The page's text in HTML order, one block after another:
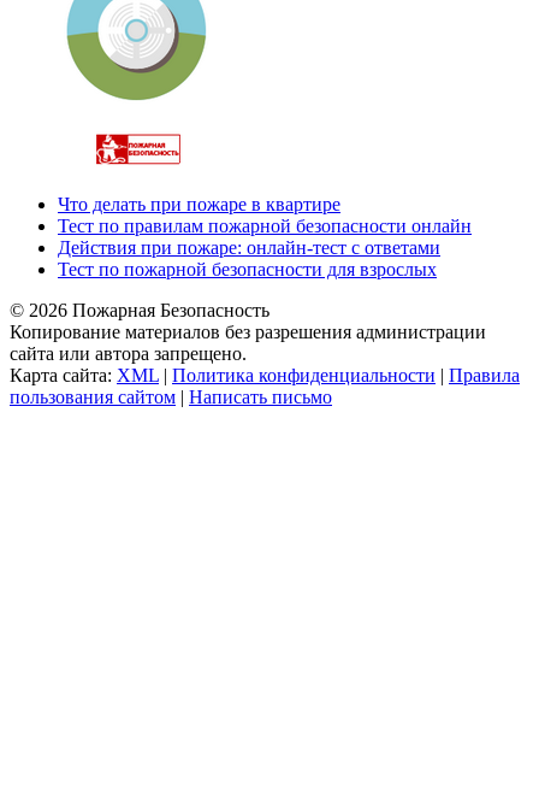
Что делать при пожаре в квартире
Тест по правилам пожарной безопасности онлайн
Действия при пожаре: онлайн-тест с ответами
Тест по пожарной безопасности для взрослых
© 2026 Пожарная Безопасность
Копирование материалов без разрешения администрации
сайта или автора запрещено.
Карта сайта: XML | Политика конфиденциальности | Правила
пользования сайтом | Написать письмо